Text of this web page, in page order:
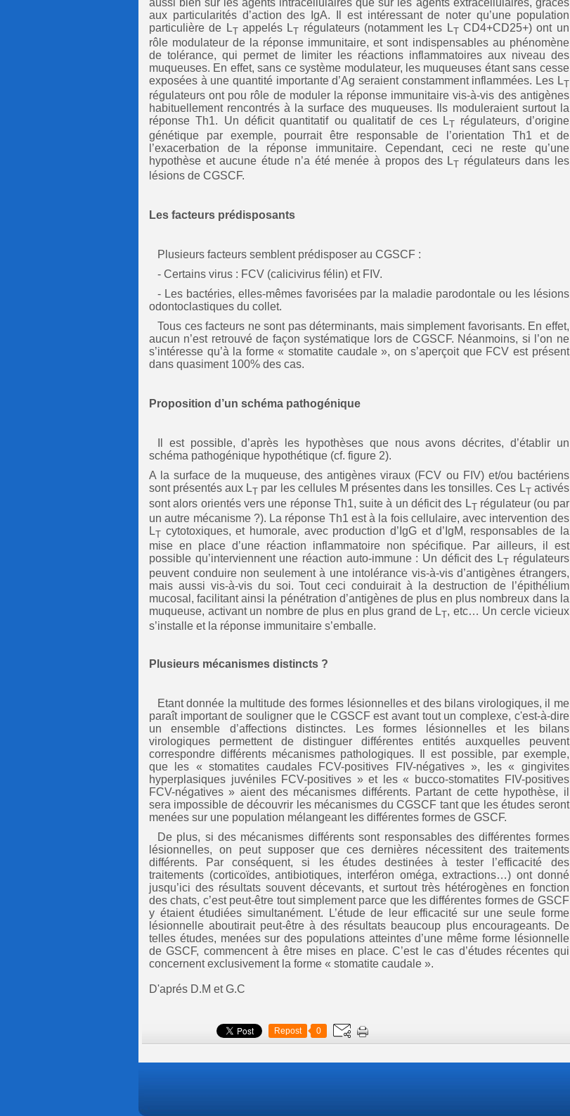
aux particularités d’action des IgA. Il est intéressant de noter qu’une population
particulière de LTappelés LT régulateurs (notamment les LTCD4+CD25+) ont un
rôle modulateur de la réponse immunitaire, et sont indispensables au phénomène
de tolérance, qui permet de limiter les réactions inflammatoires aux niveau des
muqueuses. En effet, sans ce système modulateur, les muqueuses étant sans cesse
exposées à une quantité importante d’Ag seraient constamment inflammées. Les LT
régulateurs ont pou rôle de moduler la réponse immunitaire vis-à-vis des antigènes
habituellement rencontrés à la surface des muqueuses. Ils moduleraient surtout la
réponse Th1. Un déficit quantitatif ou qualitatif de ces LT régulateurs, d’origine
génétique par exemple, pourrait être responsable de l’orientation Th1 et de
l’exacerbation de la réponse immunitaire. Cependant, ceci ne reste qu’une
hypothèse et aucune étude n’a été menée à propos des LT régulateurs dans les
lésions de CGSCF.
Les facteurs prédisposants
Plusieurs facteurs semblent prédisposer au CGSCF :
- Certains virus : FCV (calicivirus félin) et FIV.
- Les bactéries, elles-mêmes favorisées par la maladie parodontale ou les lésions
odontoclastiques du collet.
Tous ces facteurs ne sont pas déterminants, mais simplement favorisants. En effet,
aucun n’est retrouvé de façon systématique lors de CGSCF. Néanmoins, si l’on ne
s’intéresse qu’à la forme « stomatite caudale », on s’aperçoit que FCV est présent
dans quasiment 100% des cas.
Proposition d’un schéma pathogénique
Il est possible, d’après les hypothèses que nous avons décrites, d’établir un
schéma pathogénique hypothétique (cf. figure 2).
A la surface de la muqueuse, des antigènes viraux (FCV ou FIV) et/ou bactériens
sont présentés aux LT par les cellules M présentes dans les tonsilles. Ces LTactivés
sont alors orientés vers une réponse Th1, suite à un déficit des LTrégulateur (ou par
un autre mécanisme ?). La réponse Th1 est à la fois cellulaire, avec intervention des
LT cytotoxiques, et humorale, avec production d’IgG et d’IgM, responsables de la
mise en place d’une réaction inflammatoire non spécifique. Par ailleurs, il est
possible qu’interviennent une réaction auto-immune : Un déficit des LT régulateurs
peuvent conduire non seulement à une intolérance vis-à-vis d’antigènes étrangers,
mais aussi vis-à-vis du soi. Tout ceci conduirait à la destruction de l’épithélium
mucosal, facilitant ainsi la pénétration d’antigènes de plus en plus nombreux dans la
muqueuse, activant un nombre de plus en plus grand de LT, etc… Un cercle vicieux
s’installe et la réponse immunitaire s’emballe.
Plusieurs mécanismes distincts ?
Etant donnée la multitude des formes lésionnelles et des bilans virologiques, il me
paraît important de souligner que le CGSCF est avant tout un complexe, c'est-à-dire
un ensemble d’affections distinctes. Les formes lésionnelles et les bilans
virologiques permettent de distinguer différentes entités auxquelles peuvent
correspondre différents mécanismes pathologiques. Il est possible, par exemple,
que les « stomatites caudales FCV-positives FIV-négatives », les « gingivites
hyperplasiques juvéniles FCV-positives » et les « bucco-stomatites FIV-positives
FCV-négatives » aient des mécanismes différents. Partant de cette hypothèse, il
sera impossible de découvrir les mécanismes du CGSCF tant que les études seront
menées sur une population mélangeant les différentes formes de GSCF.
De plus, si des mécanismes différents sont responsables des différentes formes
lésionnelles, on peut supposer que ces dernières nécessitent des traitements
différents. Par conséquent, si les études destinées à tester l’efficacité des
traitements (corticoïdes, antibiotiques, interféron oméga, extractions…) ont donné
jusqu’ici des résultats souvent décevants, et surtout très hétérogènes en fonction
des chats, c’est peut-être tout simplement parce que les différentes formes de GSCF
y étaient étudiées simultanément. L’étude de leur efficacité sur une seule forme
lésionnelle aboutirait peut-être à des résultats beaucoup plus encourageants. De
telles études, menées sur des populations atteintes d’une même forme lésionnelle
de GSCF, commencent à être mises en place. C’est le cas d’études récentes qui
concernent exclusivement la forme « stomatite caudale ».
D'aprés D.M et G.C
Repost 0